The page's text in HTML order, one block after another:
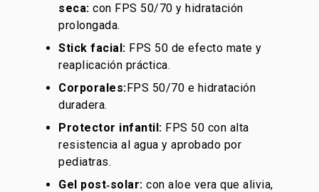
seca: con FPS 50/70 y hidratación
prolongada.
Stick facial: FPS 50 de efecto mate y
reaplicación práctica.
Corporales:FPS 50/70 e hidratación
duradera.
Protector infantil: FPS 50 con alta
resistencia al agua y aprobado por
pediatras.
Gel post‑solar: con aloe vera que alivia,